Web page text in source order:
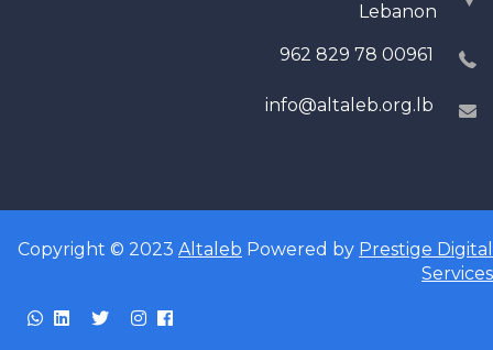
Lebanon
00961 78 829 962
info@altaleb.org.lb
Copyright © 2023 Altaleb Powered by Prestige Digital
Services